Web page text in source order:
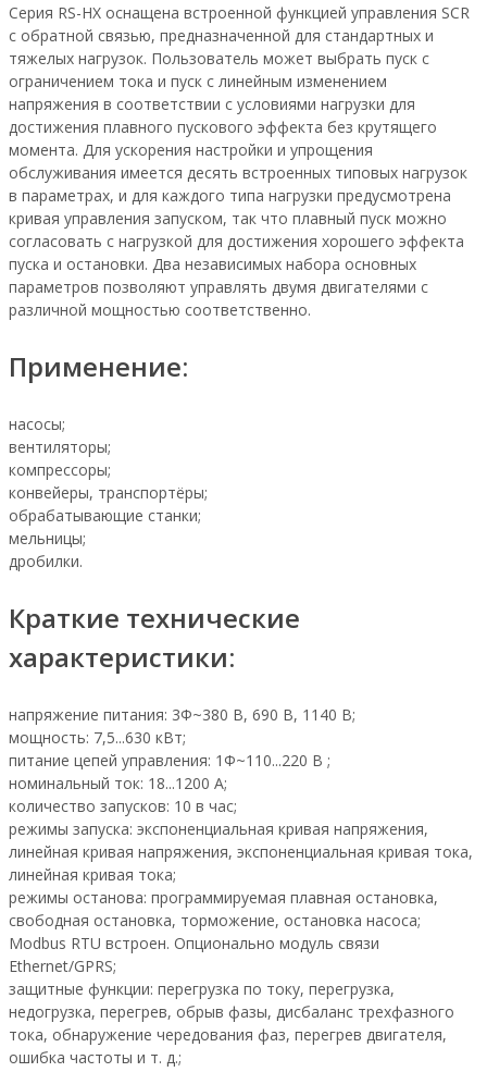
Серия RS-HX оснащена встроенной функцией управления SCR
с обратной связью, предназначенной для стандартных и
тяжелых нагрузок. Пользователь может выбрать пуск с
ограничением тока и пуск с линейным изменением
напряжения в соответствии с условиями нагрузки для
достижения плавного пускового эффекта без крутящего
момента. Для ускорения настройки и упрощения
обслуживания имеется десять встроенных типовых нагрузок
в параметрах, и для каждого типа нагрузки предусмотрена
кривая управления запуском, так что плавный пуск можно
согласовать с нагрузкой для достижения хорошего эффекта
пуска и остановки. Два независимых набора основных
параметров позволяют управлять двумя двигателями с
различной мощностью соответственно.
Применение:
насосы;
вентиляторы;
компрессоры;
конвейеры, транспортёры;
обрабатывающие станки;
мельницы;
дробилки.
Краткие технические
характеристики:
напряжение питания: 3Ф~380 В, 690 В, 1140 В;
мощность: 7,5...630 кВт;
питание цепей управления: 1Ф~110...220 В ;
номинальный ток: 18...1200 А;
количество запусков: 10 в час;
режимы запуска: экспоненциальная кривая напряжения,
линейная кривая напряжения, экспоненциальная кривая тока,
линейная кривая тока;
режимы останова: программируемая плавная остановка,
свободная остановка, торможение, остановка насоса;
Modbus RTU встроен. Опционально модуль связи
Ethernet/GPRS;
защитные функции: перегрузка по току, перегрузка,
недогрузка, перегрев, обрыв фазы, дисбаланс трехфазного
тока, обнаружение чередования фаз, перегрев двигателя,
ошибка частоты и т. д.;